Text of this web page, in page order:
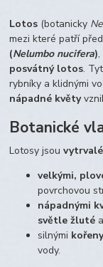
Lotos (botanicky
mezi které patří
(Nelumbo nucifera),
posvátný lotos.
rybníky a klidnými
nápadné květy
Botanické
Lotosy jsou
velkými,
povrchovou
nápadnými
světle žluté
silnými
vody.